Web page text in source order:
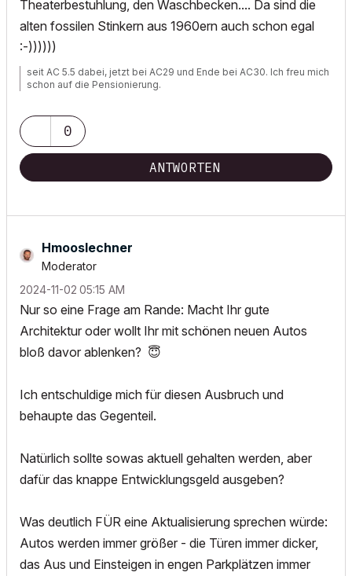
Theaterbestuhlung, den Waschbecken.... Da sind die
alten fossilen Stinkern aus 1960ern auch schon egal
:-))))))
seit AC 5.5 dabei, jetzt bei AC29 und Ende bei AC30. Ich freu mich
schon auf die Pensionierung.
0
ANTWORTEN
Hmooslechner
Moderator
‎2024-11-02 05:15 AM
Nur so eine Frage am Rande: Macht Ihr gute
Architektur oder wollt Ihr mit schönen neuen Autos
bloß davor ablenken? 😇
Ich entschuldige mich für diesen Ausbruch und
behaupte das Gegenteil.
Natürlich sollte sowas aktuell gehalten werden, aber
dafür das knappe Entwicklungsgeld ausgeben?
Was deutlich FÜR eine Aktualisierung sprechen würde:
Autos werden immer größer - die Türen immer dicker,
das Aus und Einsteigen in engen Parkplätzen immer